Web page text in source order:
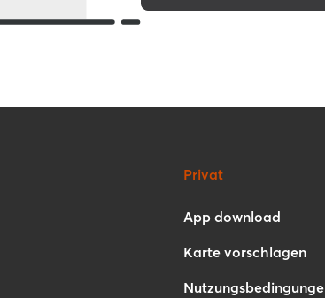
Privat
App download
Karte vorschlagen